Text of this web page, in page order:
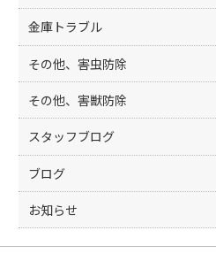
金庫トラブル
その他、害虫防除
その他、害獣防除
スタッフブログ
ブログ
お知らせ